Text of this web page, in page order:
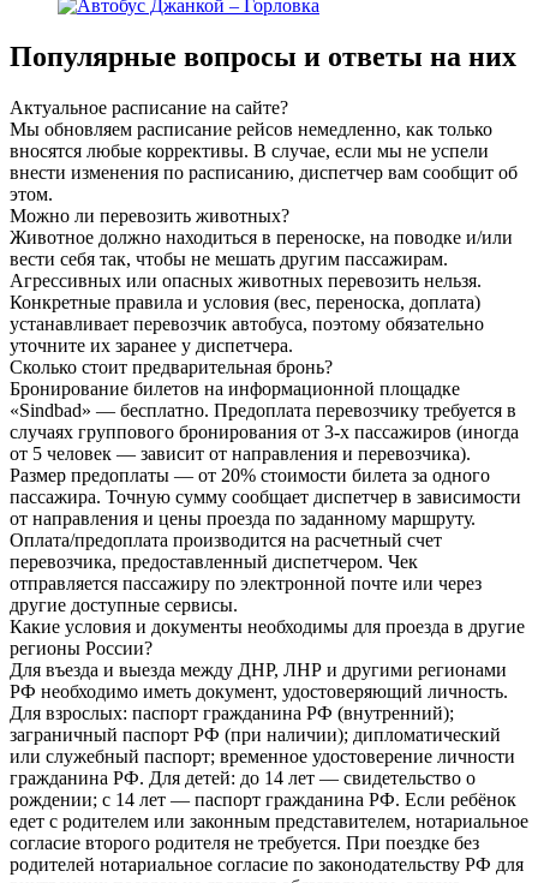
Популярные вопросы и ответы на них
Актуальное расписание на сайте?
Мы обновляем расписание рейсов немедленно, как только
вносятся любые коррективы. В случае, если мы не успели
внести изменения по расписанию, диспетчер вам сообщит об
этом.
Можно ли перевозить животных?
Животное должно находиться в переноске, на поводке и/или
вести себя так, чтобы не мешать другим пассажирам.
Агрессивных или опасных животных перевозить нельзя.
Конкретные правила и условия (вес, переноска, доплата)
устанавливает перевозчик автобуса, поэтому обязательно
уточните их заранее у диспетчера.
Сколько стоит предварительная бронь?
Бронирование билетов на информационной площадке
«Sindbad» — бесплатно. Предоплата перевозчику требуется в
случаях группового бронирования от 3-х пассажиров (иногда
от 5 человек — зависит от направления и перевозчика).
Размер предоплаты — от 20% стоимости билета за одного
пассажира. Точную сумму сообщает диспетчер в зависимости
от направления и цены проезда по заданному маршруту.
Оплата/предоплата производится на расчетный счет
перевозчика, предоставленный диспетчером. Чек
отправляется пассажиру по электронной почте или через
другие доступные сервисы.
Какие условия и документы необходимы для проезда в другие
регионы России?
Для въезда и выезда между ДНР, ЛНР и другими регионами
РФ необходимо иметь документ, удостоверяющий личность.
Для взрослых: паспорт гражданина РФ (внутренний);
заграничный паспорт РФ (при наличии); дипломатический
или служебный паспорт; временное удостоверение личности
гражданина РФ. Для детей: до 14 лет — свидетельство о
рождении; с 14 лет — паспорт гражданина РФ. Если ребёнок
едет с родителем или законным представителем, нотариальное
согласие второго родителя не требуется. При поездке без
родителей нотариальное согласие по законодательству РФ для